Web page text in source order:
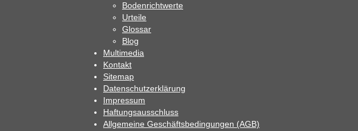
Bodenrichtwerte
Urteile
Glossar
Blog
Multimedia
Kontakt
Sitemap
Datenschutzerklärung
Impressum
Haftungsausschluss
Allgemeine Geschäftsbedingungen (AGB)